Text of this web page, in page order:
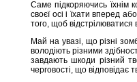
Саме підкоряючись їхнім
своєї осі і їхати вперед
того, щоб відстрілюватися
Май на увазі, що різні
володіють різними
завдають шкоди різний
черговості, що відповідає